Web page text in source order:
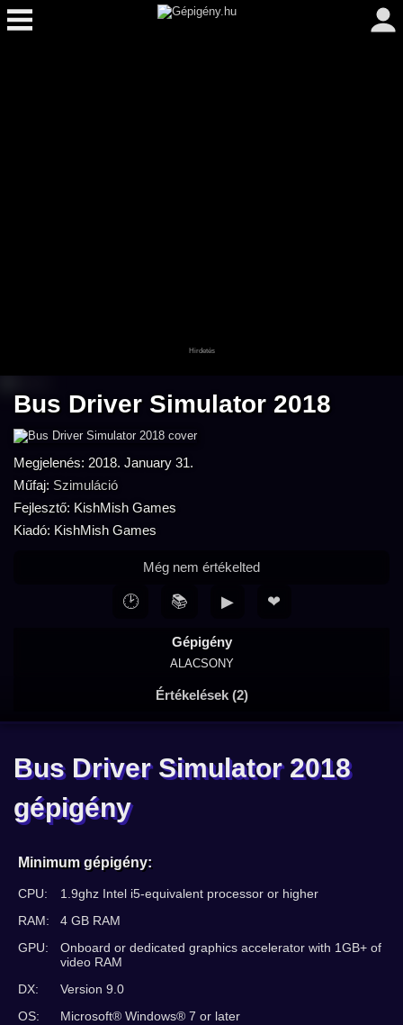
Bus Driver Simulator 2018
Megjelenés: 2018. January 31.
Műfaj: Szimuláció
Fejlesztő: KishMish Games
Kiadó: KishMish Games
Gépigény
ALACSONY
Értékelések (2)
Még nem értékelted
🕑 📚 ▶ ❤
Bus Driver Simulator 2018
gépigény
Minimum gépigény:
CPU:
1.9ghz Intel i5-equivalent processor or higher
RAM:
4 GB RAM
GPU:
Onboard or dedicated graphics accelerator with 1GB+ of
video RAM
DX:
Version 9.0
OS:
Microsoft® Windows® 7 or later